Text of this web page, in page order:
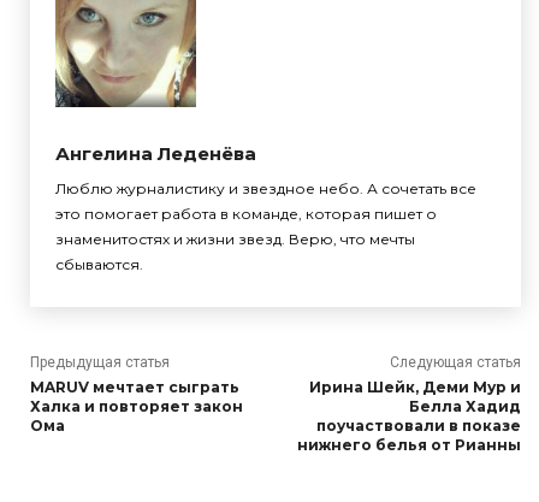
Ангелина Леденёва
Люблю журналистику и звездное небо. А сочетать все
это помогает работа в команде, которая пишет о
знаменитостях и жизни звезд. Верю, что мечты
сбываются.
Предыдущая статья
MARUV мечтает сыграть
Халка и повторяет закон
Ома
Следующая статья
Ирина Шейк, Деми Мур и
Белла Хадид
поучаствовали в показе
нижнего белья от Рианны